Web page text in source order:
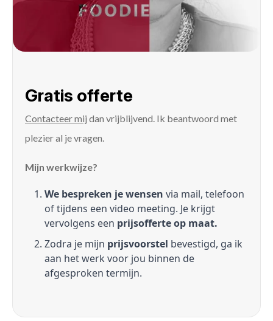
Gratis offerte
Contacteer mij dan vrijblijvend. Ik beantwoord met
plezier al je vragen.
Mijn werkwijze?
We bespreken je wensen via mail, telefoon
of tijdens een video meeting. Je krijgt
vervolgens een prijsofferte op maat.
Zodra je mijn prijsvoorstel bevestigd, ga ik
aan het werk voor jou binnen de
afgesproken termijn.